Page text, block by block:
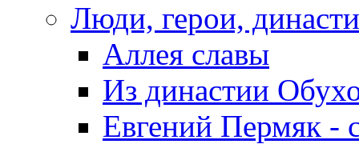
Люди, герои,
Аллея славы
Из династии
Евгений Пермяк -